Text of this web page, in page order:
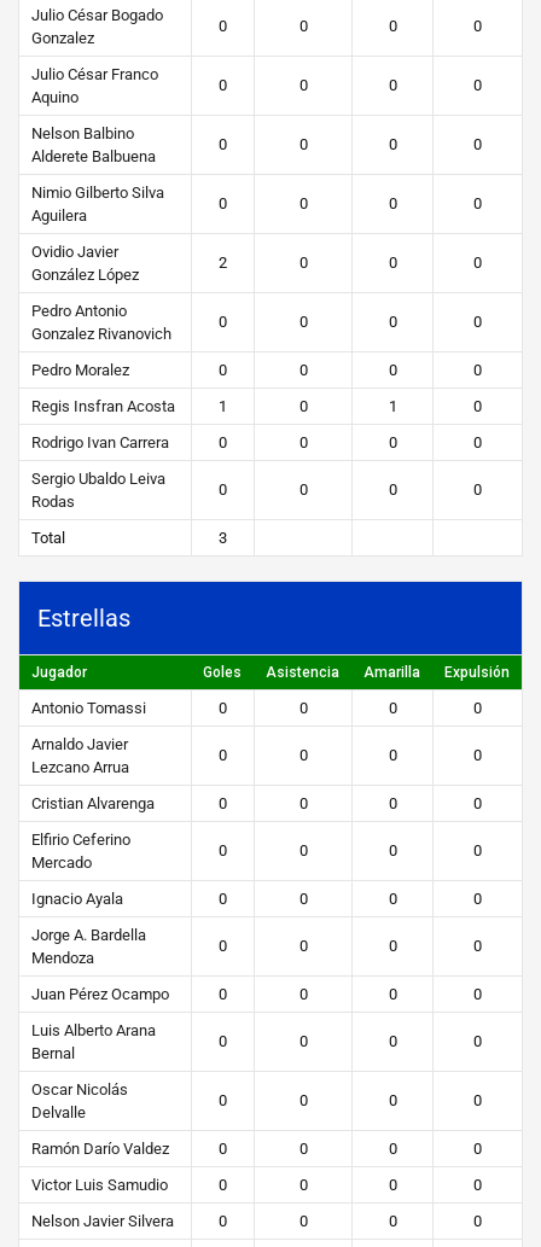
Julio César Bogado
Gonzalez
0 0 0 0
Julio César Franco
Aquino
0 0 0 0
Nelson Balbino
Alderete Balbuena
0 0 0 0
Nimio Gilberto Silva
Aguilera
0 0 0 0
Ovidio Javier
González López
2 0 0 0
Pedro Antonio
Gonzalez Rivanovich
0 0 0 0
Pedro Moralez 0 0 0
0
Regis Insfran Acosta
1 0 1
0
Rodrigo Ivan Carrera
0 0 0
0
Sergio Ubaldo Leiva
Rodas
0 0 0 0
Total 3
Estrellas
Jugador Goles Asistencia Amarilla Expulsión
Antonio Tomassi 0 0 0
0
Arnaldo Javier
Lezcano Arrua
0 0 0 0
Cristian Alvarenga 0 0 0
0
Elfirio Ceferino
Mercado
0 0 0 0
Ignacio Ayala 0 0 0
0
Jorge A. Bardella
Mendoza
0 0 0 0
Juan Pérez Ocampo 0 0 0
0
Luis Alberto Arana
Bernal
0 0 0 0
Oscar Nicolás
Delvalle
0 0 0 0
Ramón Darío Valdez 0 0 0
0
Victor Luis Samudio
0 0 0
0
Nelson Javier Silvera
0 0 0
0